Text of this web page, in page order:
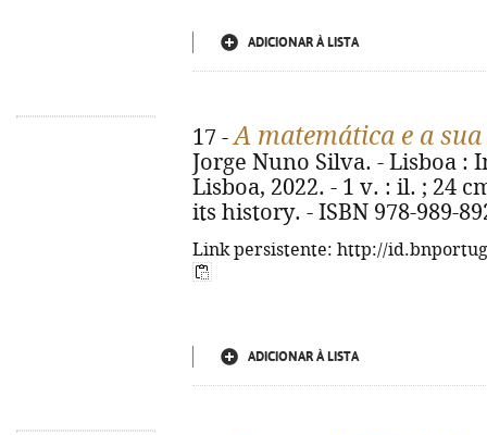
ADICIONAR À LISTA
17 -A matemática e a
Jorge Nuno Silva. - Lisboa :
Lisboa, 2022. - 1 v. : il. ; 24
its history. - ISBN 978-989-
Link persistente: http://
ADICIONAR À LISTA